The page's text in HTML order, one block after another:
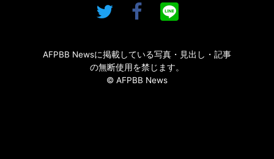
AFPBB Newsに掲載している写真・見出し・記事
の無断使用を禁じます。
© AFPBB News